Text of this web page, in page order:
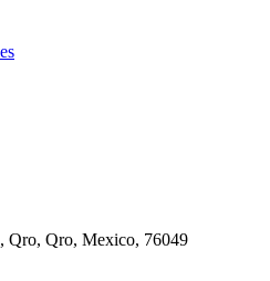
Qro, Qro, Mexico, 76049